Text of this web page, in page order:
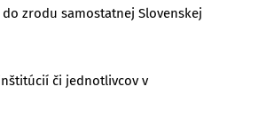
zrodu samostatnej Slovenskej
či jednotlivcov v